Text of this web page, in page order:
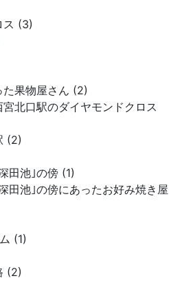
ス (3)
た果物屋さん (2)
北口駅のダイヤモンドクロス
(2)
田池｣の傍 (1)
田池｣の傍にあったお好み焼き屋
(1)
(2)